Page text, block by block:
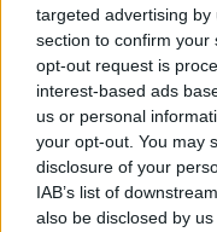
targeted advertising
section to confirm your
opt-out request is
interest-based ads
us or personal
your opt-out. You may
disclosure of your
IAB’s list of
also be disclosed by
rimane incerto per
risposte.
AUTORE
Staff